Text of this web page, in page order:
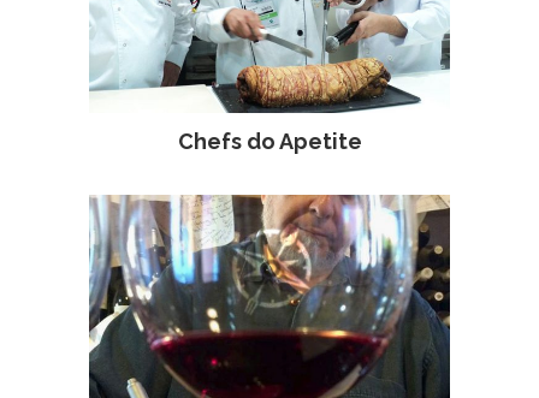
Chefs do Apetite